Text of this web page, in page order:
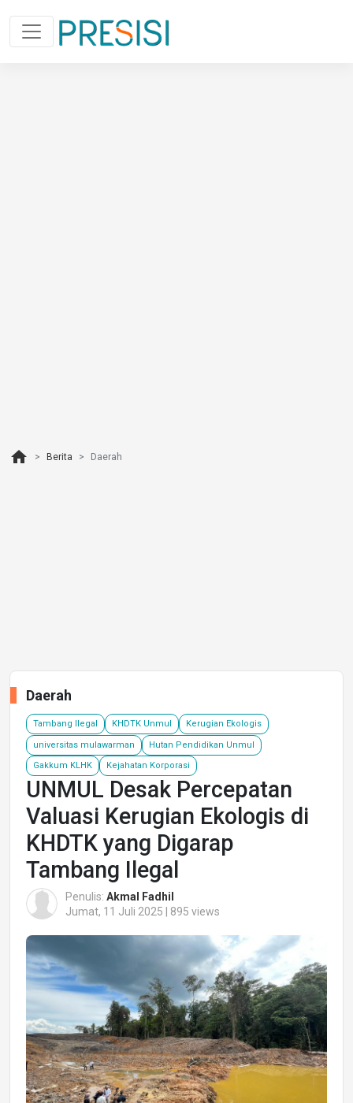
home Berita Daerah
Daerah
Tambang Ilegal KHDTK Unmul Kerugian Ekologis
universitas mulawarman Hutan Pendidikan Unmul
Gakkum KLHK Kejahatan Korporasi
UNMUL Desak Percepatan
Valuasi Kerugian Ekologis di
KHDTK yang Digarap
Tambang Ilegal
Penulis: Akmal Fadhil
Jumat, 11 Juli 2025 | 895 views